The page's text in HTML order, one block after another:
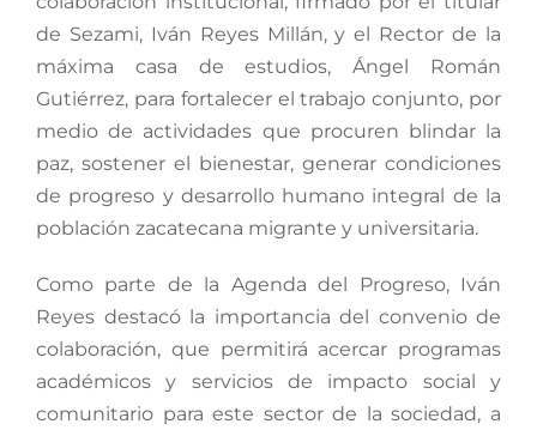
de Sezami, Iván Reyes Millán, y el Rector de la
máxima casa de estudios, Ángel Román
Gutiérrez, para fortalecer el trabajo conjunto, por
medio de actividades que procuren blindar la
paz, sostener el bienestar, generar condiciones
de progreso y desarrollo humano integral de la
población zacatecana migrante y universitaria.
Como parte de la Agenda del Progreso, Iván
Reyes destacó la importancia del convenio de
colaboración, que permitirá acercar programas
académicos y servicios de impacto social y
comunitario para este sector de la sociedad, a